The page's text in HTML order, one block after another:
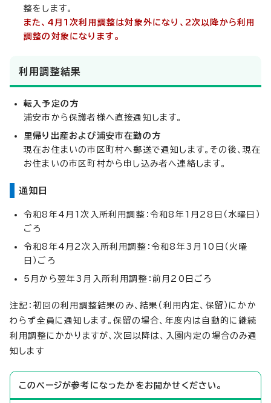
整をします。
また、4月1次利用調整は対象外になり、2次以降から利用
調整の対象になります。
利用調整結果
転入予定の方
浦安市から保護者様へ直接通知します。
里帰り出産および浦安市在勤の方
現在お住まいの市区町村へ郵送で通知します。その後、現在
お住まいの市区町村から申し込み者へ連絡します。
通知日
令和8年4月1次入所利用調整：令和8年1月28日（水曜日）
ごろ
令和8年4月2次入所利用調整：令和8年3月10日（火曜
日）ごろ
5月から翌年3月入所利用調整：前月20日ごろ
注記：初回の利用調整結果のみ、結果（利用内定、保留）にかか
わらず全員に通知します。保留の場合、年度内は自動的に継続
利用調整にかかりますが、次回以降は、入園内定の場合のみ通
知します
このページが参考になったかをお聞かせください。